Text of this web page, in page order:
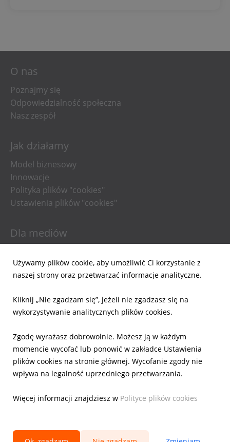
O nas
Poznajmy się
Odpowiedzialność społeczna
Nasz zespół
Jak działamy
Model biznesowy
Innowacje
Polityka plików "cookies"
Ustawienia plików "cookies"
Dla mediów
Materiały do pobrania
Powiadomienia email
Dla inwestorów
Raporty bieżące
Ład Korporacyjny
Akcje
Prezentacje
IR Kontakt
Używamy plików cookie, aby umożliwić Ci korzystanie z
naszej strony oraz przetwarzać informacje analityczne.
Kliknij „Nie zgadzam się”, jeżeli nie zgadzasz się na
wykorzystywanie analitycznych plików cookies.
Zgodę wyrażasz dobrowolnie. Możesz ją w każdym
momencie wycofać lub ponowić w zakładce Ustawienia
plików cookies na stronie głównej. Wycofanie zgody nie
wpływa na legalność uprzedniego przetwarzania.
Więcej informacji znajdziesz w Polityce plików cookies